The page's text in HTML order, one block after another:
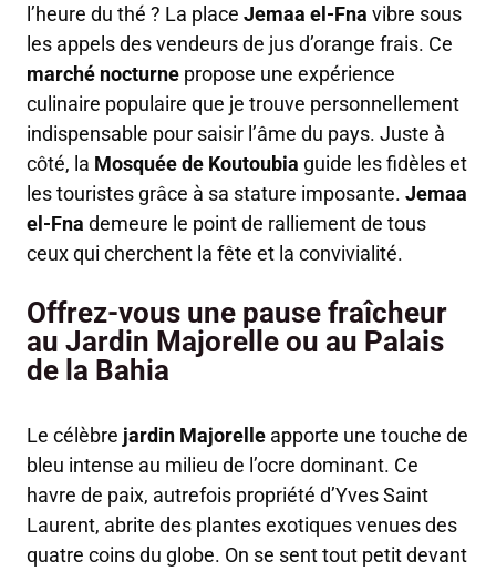
l’heure du thé ? La place Jemaa el-Fna vibre sous
les appels des vendeurs de jus d’orange frais. Ce
marché nocturne propose une expérience
culinaire populaire que je trouve personnellement
indispensable pour saisir l’âme du pays. Juste à
côté, la Mosquée de Koutoubia guide les fidèles et
les touristes grâce à sa stature imposante. Jemaa
el-Fna demeure le point de ralliement de tous
ceux qui cherchent la fête et la convivialité.
Offrez-vous une pause fraîcheur
au Jardin Majorelle ou au Palais
de la Bahia
Le célèbre jardin Majorelle apporte une touche de
bleu intense au milieu de l’ocre dominant. Ce
havre de paix, autrefois propriété d’Yves Saint
Laurent, abrite des plantes exotiques venues des
quatre coins du globe. On se sent tout petit devant